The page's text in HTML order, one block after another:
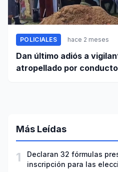
POLICIALES hace 2 meses
Dan último adiós a
atropellado por
Más Leídas
1
Declaran 32 fórmulas
inscripción para las